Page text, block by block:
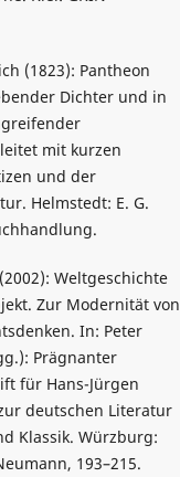
(1823): Pantheon
Dichter und in
mit kurzen
und der
Helmstedt: E. G.
Weltgeschichte
Zur Modernität von
In: Peter
Prägnanter
für Hans-Jürgen
deutschen Literatur
Klassik. Würzburg:
193–215.